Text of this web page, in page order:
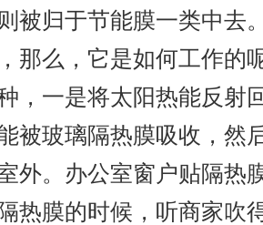
被归于节能膜一类中去
那么，它是如何工作的
，一是将太阳热能反射
被玻璃隔热膜吸收，然
外。办公室窗户贴隔热
热膜的时候，听商家吹